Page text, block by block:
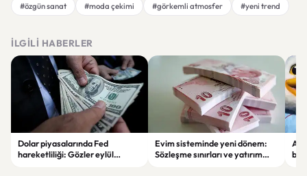
#özgün sanat
#moda çekimi #görkemli atmosfer #yeni trend
İLGILI HABERLER
Dolar piyasalarında Fed
hareketliliği: Gözler eylül
Evim sisteminde yeni dönem:
Sözleşme sınırları ve yatırım